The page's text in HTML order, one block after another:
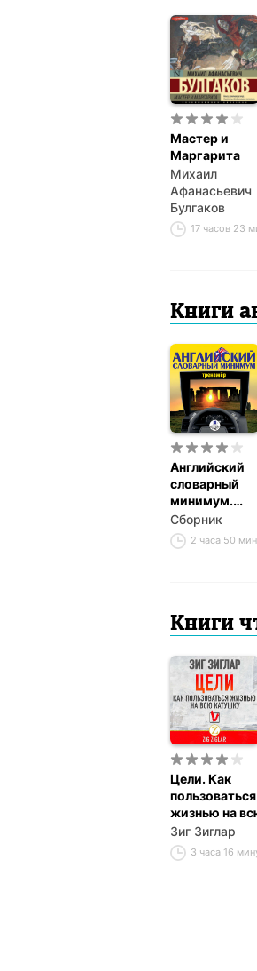
Мастер и
Маргарита
Михаил
Афанасьевич
Булгаков
17 часов 23
Книги
Английский
словарный
минимум.
Тренажёр
Сборник
2 часа 50
Книги
Цели. Как
пользоваться
жизнью на
катушку
Зиг Зиглар
3 часа 16